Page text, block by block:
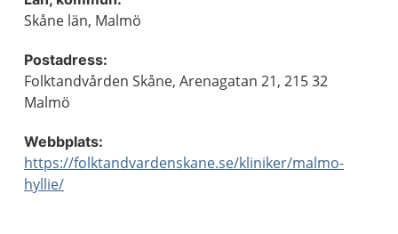
Skåne län, Malmö
Postadress:
Folktandvården Skåne, Arenagatan 21, 215 32
Malmö
Webbplats:
https://folktandvardenskane.se/kliniker/malmo-
hyllie/